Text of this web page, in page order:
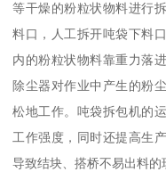
等干燥的粉粒状物料进行
料口，人工拆开吨袋下料
内的粉粒状物料靠重力落
除尘器对作业中产生的粉
松地工作。吨袋拆包机的
工作强度，同时还提高生
导致结块、搭桥不易出料的